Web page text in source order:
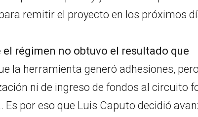
remitir el proyecto en los próximos
el régimen no obtuvo el resultado que
la herramienta generó adhesiones,
ni de ingreso de fondos al circuito
por eso que Luis Caputo decidió